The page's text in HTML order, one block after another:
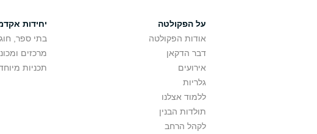
על הפקולטה
אודות הפקולטה
דבר הדקאן
אירועים
גלריות
ללמוד אצלנו
תולדות הבנין
לקהל הרחב
יחידות
בתי ספר,
מרכזים
תכניות